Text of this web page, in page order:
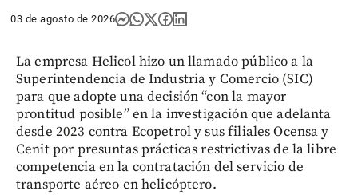
03 de agosto de 2026
La empresa Helicol hizo un llamado público a la
Superintendencia de Industria y Comercio (SIC)
para que adopte una decisión “con la mayor
prontitud posible” en la investigación que adelanta
desde 2023 contra Ecopetrol y sus filiales Ocensa y
Cenit por presuntas prácticas restrictivas de la libre
competencia en la contratación del servicio de
transporte aéreo en helicóptero.